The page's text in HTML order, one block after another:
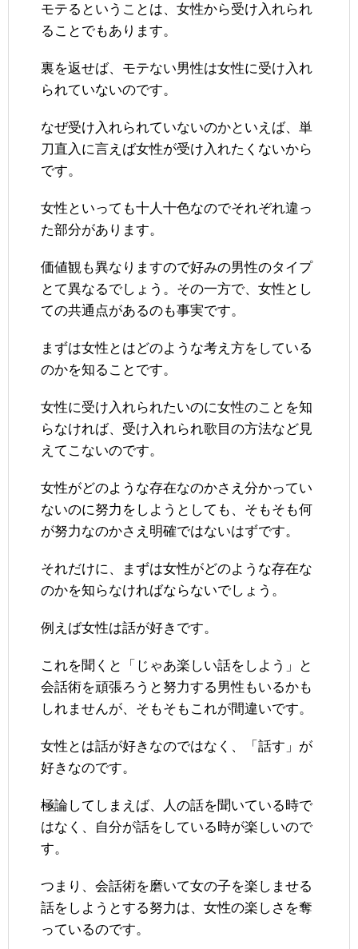
モテるということは、女性から受け入れられ
ることでもあります。
裏を返せば、モテない男性は女性に受け入れ
られていないのです。
なぜ受け入れられていないのかといえば、単
刀直入に言えば女性が受け入れたくないから
です。
女性といっても十人十色なのでそれぞれ違っ
た部分があります。
価値観も異なりますので好みの男性のタイプ
とて異なるでしょう。その一方で、女性とし
ての共通点があるのも事実です。
まずは女性とはどのような考え方をしている
のかを知ることです。
女性に受け入れられたいのに女性のことを知
らなければ、受け入れられ歌目の方法など見
えてこないのです。
女性がどのような存在なのかさえ分かってい
ないのに努力をしようとしても、そもそも何
が努力なのかさえ明確ではないはずです。
それだけに、まずは女性がどのような存在な
のかを知らなければならないでしょう。
例えば女性は話が好きです。
これを聞くと「じゃあ楽しい話をしよう」と
会話術を頑張ろうと努力する男性もいるかも
しれませんが、そもそもこれが間違いです。
女性とは話が好きなのではなく、「話す」が
好きなのです。
極論してしまえば、人の話を聞いている時で
はなく、自分が話をしている時が楽しいので
す。
つまり、会話術を磨いて女の子を楽しませる
話をしようとする努力は、女性の楽しさを奪
っているのです。